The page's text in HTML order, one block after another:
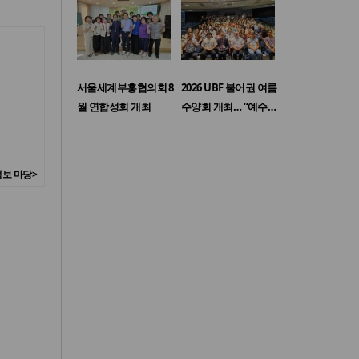
마당>
서울세계부흥협의회 8
월 연합성회 개최
2026 UBF 불어권 여름
수양회 개최… “예수…